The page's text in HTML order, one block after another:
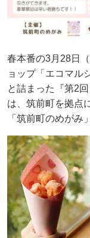
春本番の3月28日
ョップ「エコマル
と詰まった『第2
は、筑前町を拠点
「筑前町のめがみ